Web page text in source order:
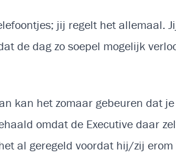
jij regelt het allemaal.
de dag zo soepel mogelijk
kan het zomaar gebeuren dat
omdat de Executive daar
al geregeld voordat hij/zij erom